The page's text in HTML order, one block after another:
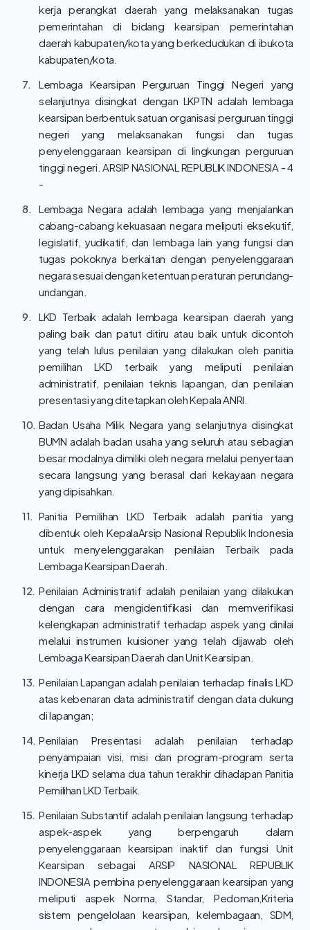
kerja perangkat daerah yang melaksanakan tugas
pemerintahan di bidang kearsipan pemerintahan
daerah kabupaten/kota yang berkedudukan di ibukota
kabupaten/kota.
7.
Lembaga Kearsipan Perguruan Tinggi Negeri yang
selanjutnya disingkat dengan LKPTN adalah lembaga
kearsipan berbentuk satuan organisasi perguruan tinggi
negeri yang melaksanakan fungsi dan tugas
penyelenggaraan kearsipan di lingkungan perguruan
tinggi negeri. ARSIP NASIONAL REPUBLIK INDONESIA - 4
-
8.
Lembaga Negara adalah lembaga yang menjalankan
cabang-cabang kekuasaan negara meliputi eksekutif,
legislatif, yudikatif, dan lembaga lain yang fungsi dan
tugas pokoknya berkaitan dengan penyelenggaraan
negara sesuai dengan ketentuan peraturan perundang-
undangan.
9.
LKD Terbaik adalah lembaga kearsipan daerah yang
paling baik dan patut ditiru atau baik untuk dicontoh
yang telah lulus penilaian yang dilakukan oleh panitia
pemilihan LKD terbaik yang meliputi penilaian
administratif, penilaian teknis lapangan, dan penilaian
presentasi yang ditetapkan oleh Kepala ANRI.
10. Badan Usaha Milik Negara yang selanjutnya disingkat
BUMN adalah badan usaha yang seluruh atau sebagian
besar modalnya dimiliki oleh negara melalui penyertaan
secara langsung yang berasal dari kekayaan negara
yang dipisahkan.
11. Panitia Pemilihan LKD Terbaik adalah panitia yang
dibentuk oleh KepalaArsip Nasional Republik Indonesia
untuk menyelenggarakan penilaian Terbaik pada
Lembaga Kearsipan Daerah.
12. Penilaian Administratif adalah penilaian yang dilakukan
dengan cara mengidentifikasi dan memverifikasi
kelengkapan administratif terhadap aspek yang dinilai
melalui instrumen kuisioner yang telah dijawab oleh
Lembaga Kearsipan Daerah dan Unit Kearsipan.
13. Penilaian Lapangan adalah penilaian terhadap finalis LKD
atas kebenaran data administratif dengan data dukung
di lapangan;
14. Penilaian Presentasi adalah penilaian terhadap
penyampaian visi, misi dan program-program serta
kinerja LKD selama dua tahun terakhir dihadapan Panitia
Pemilihan LKD Terbaik.
15. Penilaian Substantif adalah penilaian langsung terhadap
aspek-aspek yang berpengaruh dalam
penyelenggaraan kearsipan inaktif dan fungsi Unit
Kearsipan sebagai ARSIP NASIONAL REPUBLIK
INDONESIA pembina penyelenggaraan kearsipan yang
meliputi aspek Norma, Standar, Pedoman,Kriteria
sistem pengelolaan kearsipan, kelembagaan, SDM,